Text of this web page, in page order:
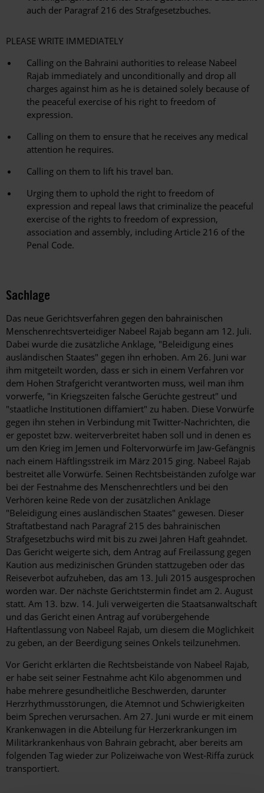
auch der Paragraf 216 des Strafgesetzbuches.
PLEASE WRITE IMMEDIATELY
Calling on the Bahraini authorities to release Nabeel
Rajab immediately and unconditionally and drop all
charges against him as he is detained solely because of
the peaceful exercise of his right to freedom of
expression.
Calling on them to ensure that he receives any medical
attention he requires.
Calling on them to lift his travel ban.
Urging them to uphold the right to freedom of
expression and repeal laws that criminalize the peaceful
exercise of the rights to freedom of expression,
association and assembly, including Article 216 of the
Penal Code.
Sachlage
Das neue Gerichtsverfahren gegen den bahrainischen
Menschenrechtsverteidiger Nabeel Rajab begann am 12. Juli.
Dabei wurde die zusätzliche Anklage, "Beleidigung eines
ausländischen Staates" gegen ihn erhoben. Am 26. Juni war
ihm mitgeteilt worden, dass er sich in einem Verfahren vor
dem Hohen Strafgericht verantworten muss, weil man ihm
vorwerfe, "in Kriegszeiten falsche Gerüchte gestreut" und
"staatliche Institutionen diffamiert" zu haben. Diese Vorwürfe
gegen ihn stehen in Verbindung mit Twitter-Nachrichten, die
er gepostet bzw. weiterverbreitet haben soll und in denen es
um den Krieg im Jemen und Foltervorwürfe im Jaw-Gefängnis
nach einem Häftlingsstreik im März 2015 ging. Nabeel Rajab
bestreitet alle Vorwürfe. Seinen Rechtsbeiständen zufolge war
bei der Festnahme des Menschenrechtlers und bei den
Verhören keine Rede von der zusätzlichen Anklage
"Beleidigung eines ausländischen Staates" gewesen. Dieser
Straftatbestand nach Paragraf 215 des bahrainischen
Strafgesetzbuchs wird mit bis zu zwei Jahren Haft geahndet.
Das Gericht weigerte sich, dem Antrag auf Freilassung gegen
Kaution aus medizinischen Gründen stattzugeben oder das
Reiseverbot aufzuheben, das am 13. Juli 2015 ausgesprochen
worden war. Der nächste Gerichtstermin findet am 2. August
statt. Am 13. bzw. 14. Juli verweigerten die Staatsanwaltschaft
und das Gericht einen Antrag auf vorübergehende
Haftentlassung von Nabeel Rajab, um diesem die Möglichkeit
zu geben, an der Beerdigung seines Onkels teilzunehmen.
Vor Gericht erklärten die Rechtsbeistände von Nabeel Rajab,
er habe seit seiner Festnahme acht Kilo abgenommen und
habe mehrere gesundheitliche Beschwerden, darunter
Herzrhythmusstörungen, die Atemnot und Schwierigkeiten
beim Sprechen verursachen. Am 27. Juni wurde er mit einem
Krankenwagen in die Abteilung für Herzerkrankungen im
Militärkrankenhaus von Bahrain gebracht, aber bereits am
folgenden Tag wieder zur Polizeiwache von West-Riffa zurück
transportiert.